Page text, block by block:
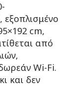
εξοπλισμένο
cm,
από
Wi-Fi.
και δεν